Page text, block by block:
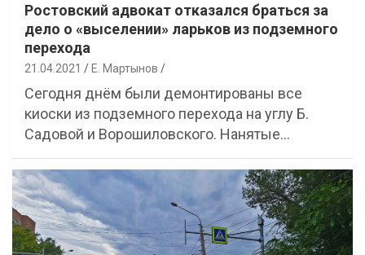
Ростовский адвокат отказался браться за
дело о «выселении» ларьков из подземного
перехода
21.04.2021 Е. Мартынов
Сегодня днём были демонтированы все
киоски из подземного перехода на углу Б.
Садовой и Ворошиловского. Нанятые…